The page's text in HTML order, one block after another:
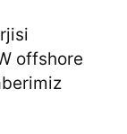
offshore